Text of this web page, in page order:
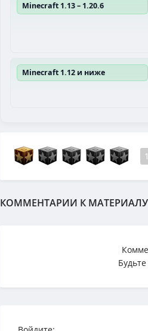
Minecraft 1.13 – 1.20.6
Minecraft 1.12 и ниже
КОММЕНТАРИИ К МАТЕРИАЛУ